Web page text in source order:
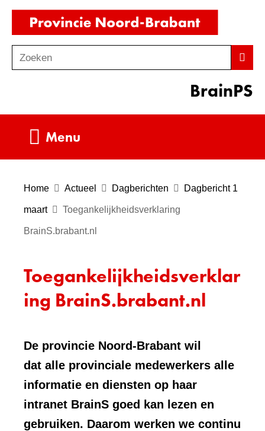
Ga
de
inhoud
o
Zoeken
BrainPS
Menu
Home Actueel Dagberichten Dagbericht 1
maart Toegankelijkheidsverklaring
BrainS.brabant.nl
Toegankelijkheidsverklar
ing BrainS.brabant.nl
De provincie Noord-Brabant wil
dat alle provinciale medewerkers alle
informatie en diensten op haar
intranet BrainS goed kan lezen en
gebruiken. Daarom werken we continu